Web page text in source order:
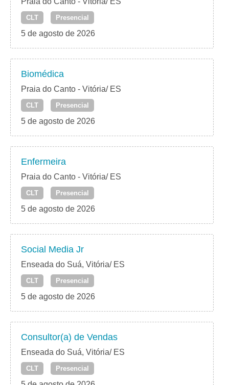
CLT Presencial
5 de agosto de 2026
Biomédica
Praia do Canto - Vitória/ ES
CLT Presencial
5 de agosto de 2026
Enfermeira
Praia do Canto - Vitória/ ES
CLT Presencial
5 de agosto de 2026
Social Media Jr
Enseada do Suá, Vitória/ ES
CLT Presencial
5 de agosto de 2026
Consultor(a) de Vendas
Enseada do Suá, Vitória/ ES
CLT Presencial